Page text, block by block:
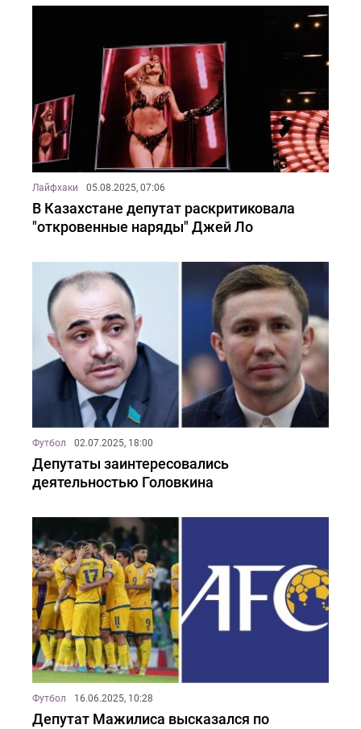
Лайфхаки 05.08.2025, 07:06
В Казахстане депутат раскритиковала
"откровенные наряды" Джей Ло
Футбол 02.07.2025, 18:00
Депутаты заинтересовались
деятельностью Головкина
Футбол 16.06.2025, 10:28
Депутат Мажилиса высказался по